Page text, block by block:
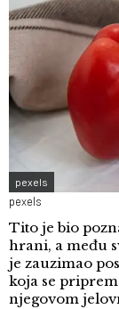
pexels
pexels
Tito je bio
hrani, a među
je zauzimao
koja se
njegovom